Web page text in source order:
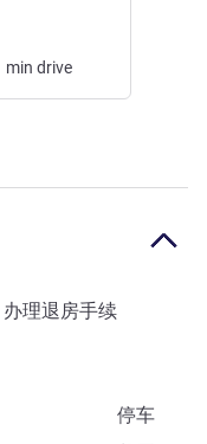
min drive
办理退房手续
停车